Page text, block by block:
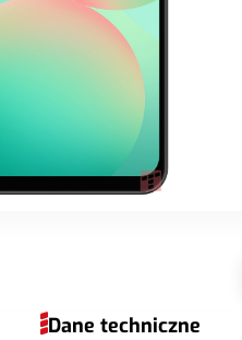
Dane techniczne